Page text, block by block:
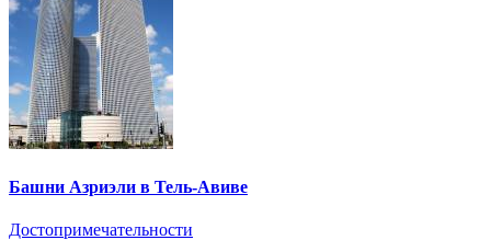
Башни Азриэли в Тель-Авиве
Достопримечательности